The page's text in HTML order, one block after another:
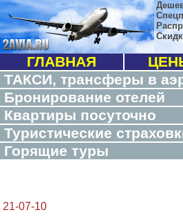
ГЛАВНАЯ
ТАКСИ, трансферы в
Бронирование отелей
Квартиры посуточно
Туристические
Горящие туры
21-07-10